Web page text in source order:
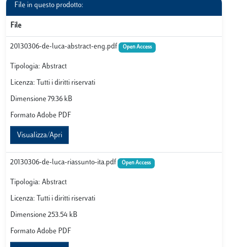
File in questo prodotto:
File
20130306-de-luca-abstract-eng.pdf Open Access
Tipologia: Abstract
Licenza: Tutti i diritti riservati
Dimensione 79.36 kB
Formato Adobe PDF
Visualizza/Apri
20130306-de-luca-riassunto-ita.pdf Open Access
Tipologia: Abstract
Licenza: Tutti i diritti riservati
Dimensione 253.54 kB
Formato Adobe PDF